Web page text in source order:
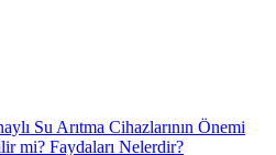
Su Arıtma Cihazlarının Önemi
mi? Faydaları Nelerdir?